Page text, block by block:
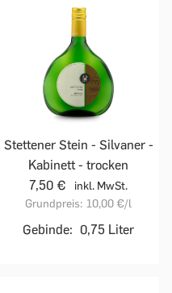
Stettener Stein - Silvaner -
Kabinett - trocken
7,50 €
inkl. MwSt.
Grundpreis: 10,00 €/l
Gebinde: 0,75 Liter